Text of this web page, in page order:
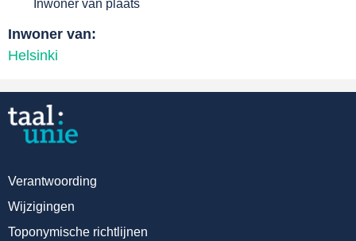
Inwoner van plaats
Inwoner van:
Helsinki
Verantwoording
Wijzigingen
Toponymische richtlijnen